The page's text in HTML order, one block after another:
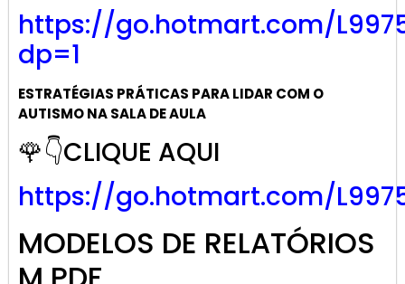
https://go.hotmart.com/
dp=1
ESTRATÉGIAS PRÁTICAS PARA LIDAR COM O
AUTISMO NA SALA DE AULA
🌹👇CLIQUE AQUI
https://go.hotmart.com/
MODELOS DE RELATÓRIOS